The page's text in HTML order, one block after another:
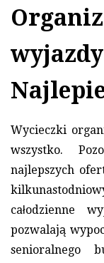
Wycieczki
wszystko.
najlepszych
całodzienne
pozwalają
senioralnego